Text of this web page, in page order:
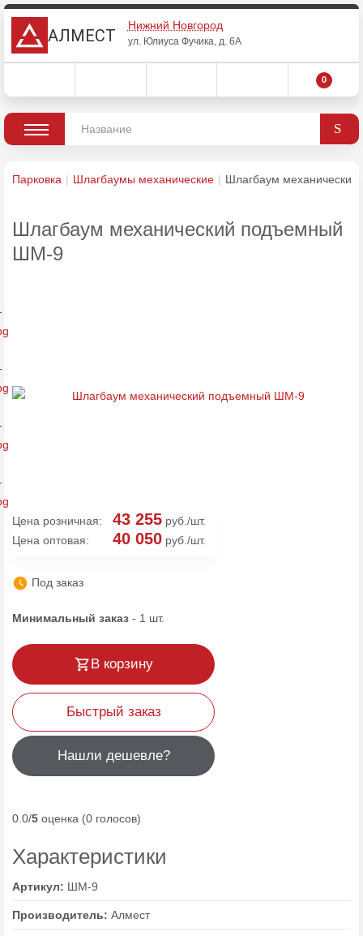
АЛМЕСТ
Нижний Новгород
ул. Юлиуса Фучика, д. 6А
0
Парковка Шлагбаумы механические Шлагбаум
Шлагбаум механический подъемный
ШМ-9
Цена розничная: 43 255 руб./шт.
Цена оптовая:
40 050 руб./шт.
Под заказ
Минимальный заказ - 1 шт.
В корзину
Быстрый заказ
Нашли дешевле?
0.0/5 оценка (0 голосов)
Характеристики
Артикул: ШМ-9
Производитель: Алмест